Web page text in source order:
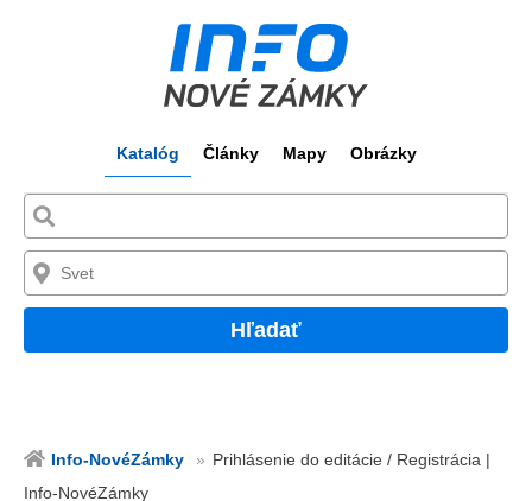
Katalóg Články Mapy Obrázky
Hľadať
Info-NovéZámky
Prihlásenie do editácie / Registrácia |
Info-NovéZámky